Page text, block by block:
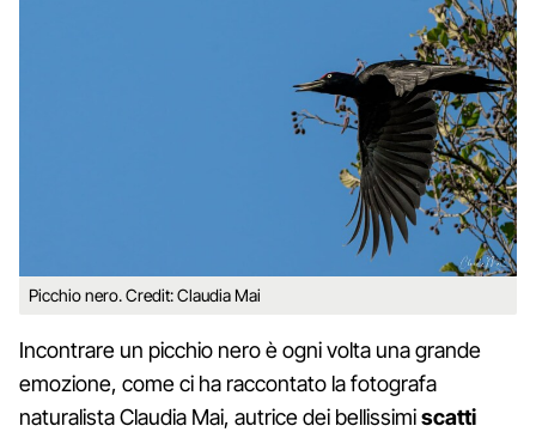
Picchio nero. Credit: Claudia Mai
Incontrare un picchio nero è ogni volta una grande
emozione, come ci ha raccontato la fotografa
naturalista Claudia Mai, autrice dei bellissimiscatti